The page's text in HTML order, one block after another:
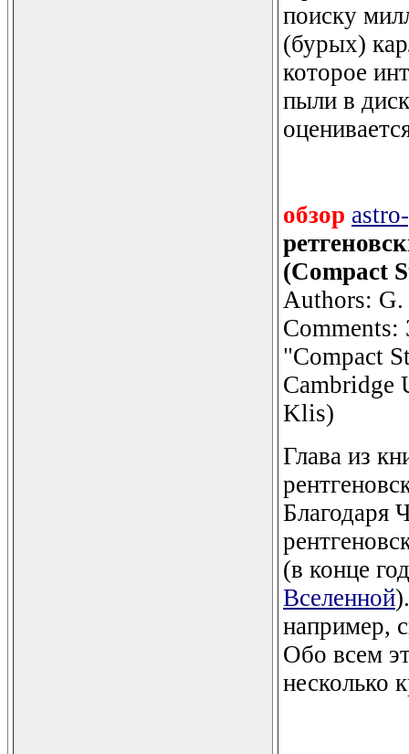
поиску
(бурых)
которое
пыли в
обзор
(Compact
Authors:
Comments:
"Compact
Cambridge
Klis)
Глава из
(в конце
Вселенной
например,
Обо всем
несколько